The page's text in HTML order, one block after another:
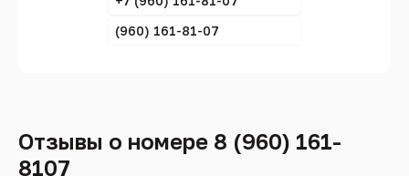
(960) 161-81-07
Отзывы о номере 8 (960) 161-
8107